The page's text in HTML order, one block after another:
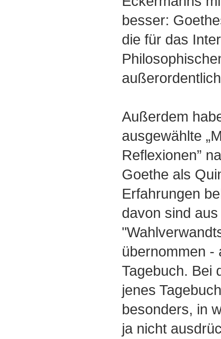
besser:
die für das
Außerdem
ausgewählte
Reflexionen”
Goethe als
Erfahrungen
davon sind
übernommen -
Tagebuch. Bei
jenes
besonders, in
ja nicht